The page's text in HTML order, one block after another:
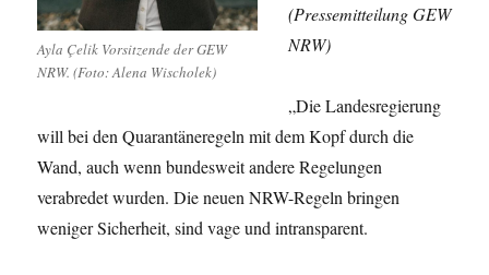
Ayla Çelik Vorsitzende der GEW
NRW. (Foto: Alena Wischolek)
(Pressemitteilung GEW
NRW)
„Die Landesregierung
will bei den Quarantäneregeln mit dem Kopf durch die
Wand, auch wenn bundesweit andere Regelungen
verabredet wurden. Die neuen NRW-Regeln bringen
weniger Sicherheit, sind vage und intransparent.